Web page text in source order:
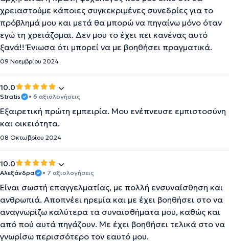
χρειαστούμε κάποιες συγκεκριμένες συνεδρίες για το
πρόβλημά μου και μετά θα μπορώ να πηγαίνω μόνο όταν
εγώ τη χρειάζομαι. Δεν μου το έχει πει κανένας αυτό
ξανά!! Ένιωσα ότι μπορεί να με βοηθήσει πραγματικά.
09 Νοεμβρίου 2024
10.0
Stratis • 6 αξιολογήσεις
Εξαιρετική πρώτη εμπειρία. Μου ενέπνευσε εμπιστοσύνη
και οικειότητα.
08 Οκτωβρίου 2024
10.0
Αλεξάνδρα • 7 αξιολογήσεις
Είναι σωστή επαγγελματίας, με πολλή ενσυναίσθηση και
ανθρωπιά. Αποπνέει ηρεμία και με έχει βοηθήσει στο να
αναγνωρίζω καλύτερα τα συναισθήματα μου, καθώς και
από πού αυτά πηγάζουν. Με έχει βοηθήσει τελικά στο να
γνωρίσω περισσότερο τον εαυτό μου.